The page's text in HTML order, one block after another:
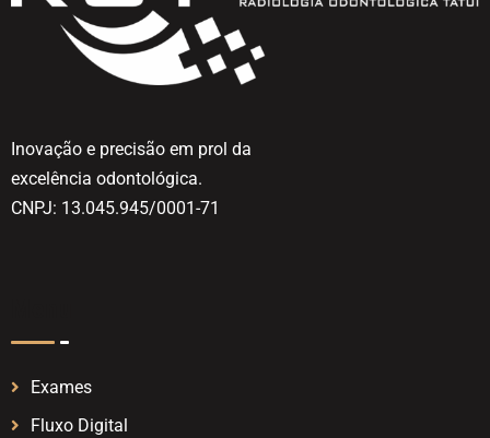
Inovação e precisão em prol da
excelência odontológica.
CNPJ: 13.045.945/0001-71
Exames
Fluxo Digital